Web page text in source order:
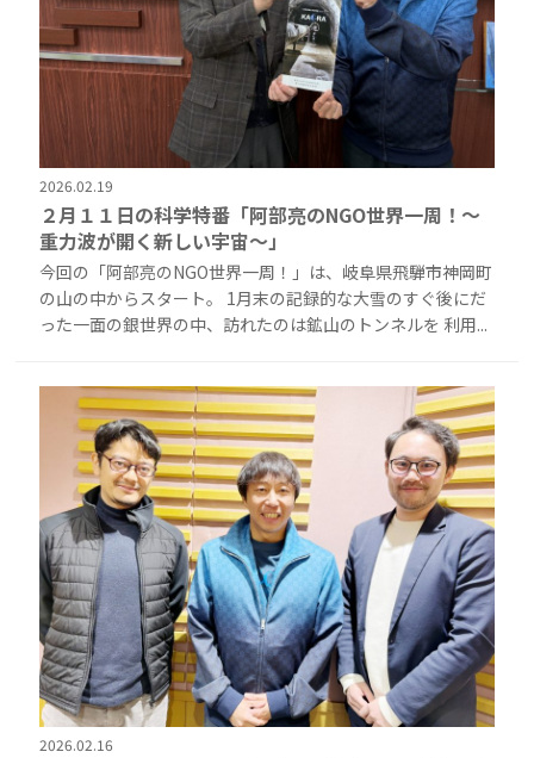
2026.02.19
２月１１日の科学特番「阿部亮のNGO世界一周！～
重力波が開く新しい宇宙～」
今回の「阿部亮のNGO世界一周！」は、岐阜県飛騨市神岡町
の山の中からスタート。 1月末の記録的な大雪のすぐ後にだ
った一面の銀世界の中、訪れたのは鉱山のトンネルを 利用...
2026.02.16